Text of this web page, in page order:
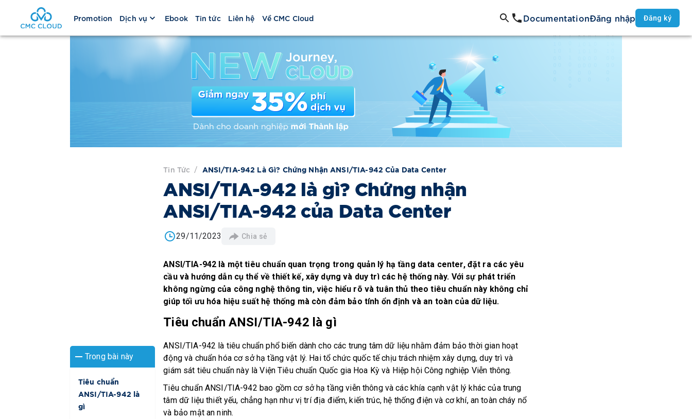
Promotion Dịch vụ Ebook Tin tức Liên hệ Về CMC Cloud DocumentationĐăng nhập Đăng ký
Trong bài này
Tiêu chuẩn
ANSI/TIA-942 là
gì
Tin Tức / ANSI/TIA-942 Là Gì? Chứng Nhận ANSI/TIA-942 Của Data Center
ANSI/TIA-942 là gì? Chứng nhận
ANSI/TIA-942 của Data Center
29/11/2023 Chia sẻ
ANSI/TIA-942 là một tiêu chuẩn quan trọng trong quản lý hạ tầng data center, đặt ra các yêu
cầu và hướng dẫn cụ thể về thiết kế, xây dựng và duy trì các hệ thống này. Với sự phát triển
không ngừng của công nghệ thông tin, việc hiểu rõ và tuân thủ theo tiêu chuẩn này không chỉ
giúp tối ưu hóa hiệu suất hệ thống mà còn đảm bảo tính ổn định và an toàn của dữ liệu.
Tiêu chuẩn ANSI/TIA-942 là gì
ANSI/TIA-942 là tiêu chuẩn phổ biến dành cho các trung tâm dữ liệu nhằm đảm bảo thời gian hoạt
động và chuẩn hóa cơ sở hạ tầng vật lý. Hai tổ chức quốc tế chịu trách nhiệm xây dựng, duy trì và
giám sát tiêu chuẩn này là Viện Tiêu chuẩn Quốc gia Hoa Kỳ và Hiệp hội Công nghiệp Viễn thông.
Tiêu chuẩn ANSI/TIA-942 bao gồm cơ sở hạ tầng viễn thông và các khía cạnh vật lý khác của trung
tâm dữ liệu thiết yếu, chẳng hạn như vị trí địa điểm, kiến trúc, hệ thống điện và cơ khí, an toàn cháy nổ
và bảo mật an ninh.